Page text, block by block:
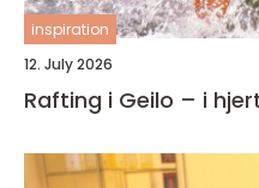
inspiration
12. July 2026
Rafting i Geilo – i